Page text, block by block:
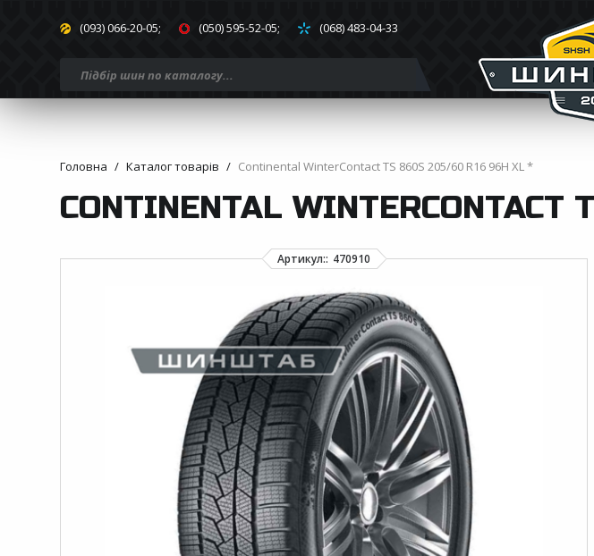
(093) 066-20-05; (050) 595-52-05; (068) 483-04-33
Головна Каталог товарів Continental WinterContact TS 860S 205/60 R16 96H XL *
CONTINENTAL